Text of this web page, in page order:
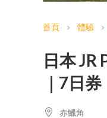
首頁 chevron_right 體驗 chevron_right
日本 JR
｜7日
赤鱲角